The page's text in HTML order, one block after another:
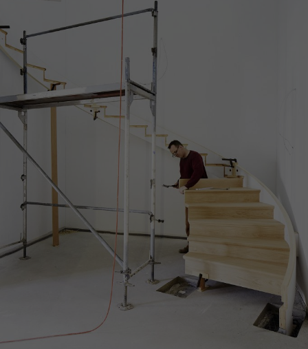
BERLIN
DÜSSELDORF
HAMBURG
KEMPEN
KÖLN
IMPRESSUM
DATENSCHUTZ
KARRIERE